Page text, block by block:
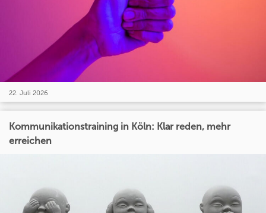
22. Juli 2026
Kommunikationstraining in Köln: Klar reden, mehr
erreichen